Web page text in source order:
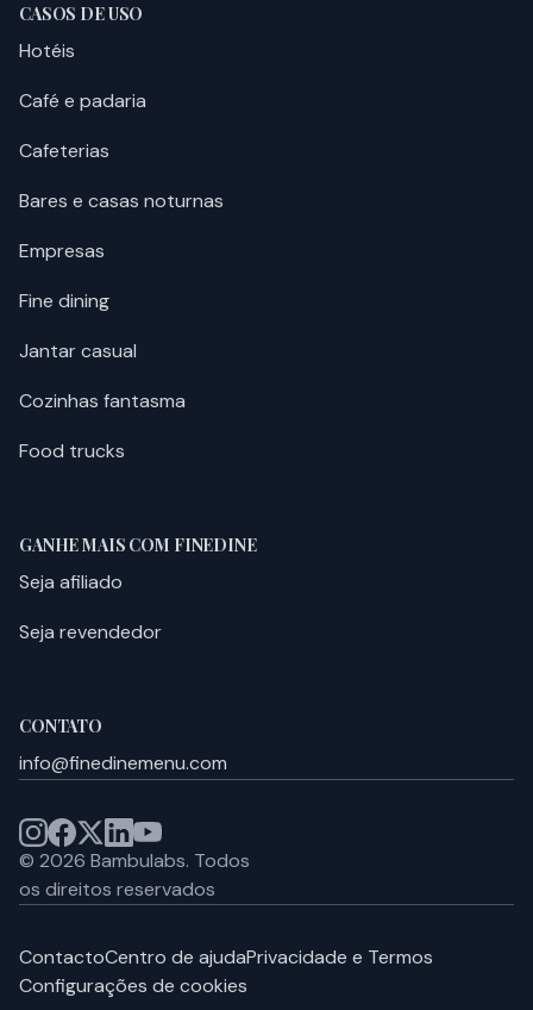
CASOS DE USO
Hotéis
Café e padaria
Cafeterias
Bares e casas noturnas
Empresas
Fine dining
Jantar casual
Cozinhas fantasma
Food trucks
GANHE MAIS COM FINEDINE
Seja afiliado
Seja revendedor
CONTATO
info@finedinemenu.com
© 2026 Bambulabs. Todos
os direitos reservados
ContactoCentro de ajudaPrivacidade e Termos
Configurações de cookies